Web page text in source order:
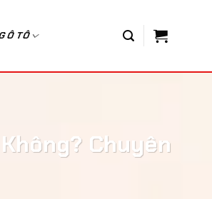
Ô TÔ
Chuyên